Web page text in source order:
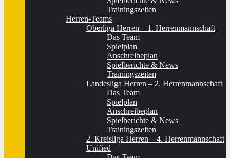
Trainingszeiten
Herren-Teams
Oberliga Herren – 1. Herrenmannschaft
Das Team
Spielplan
Anschreibeplan
Spielberichte & News
Trainingszeiten
Landesliga Herren – 2. Herrenmannschaft
Das Team
Spielplan
Anschreibeplan
Spielberichte & News
Trainingszeiten
2. Kreisliga Herren – 4. Herrenmannschaft
Unified